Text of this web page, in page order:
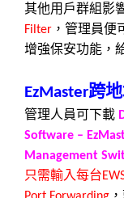
其他用戶群組影
Filter ，管理員便
增強保安功能，
EzMaster跨
管理人員可下載
Software –
Management
只需輸入每台